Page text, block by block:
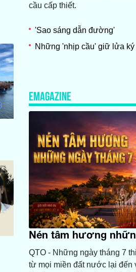
cầu cấp thiết.
'Sao sáng dẫn đường'
Những 'nhịp cầu' giữ lửa
EMAGAZINE
Nén tâm hương
QTO - Những ngày tháng 7
từ mọi miền đất nước lại đến